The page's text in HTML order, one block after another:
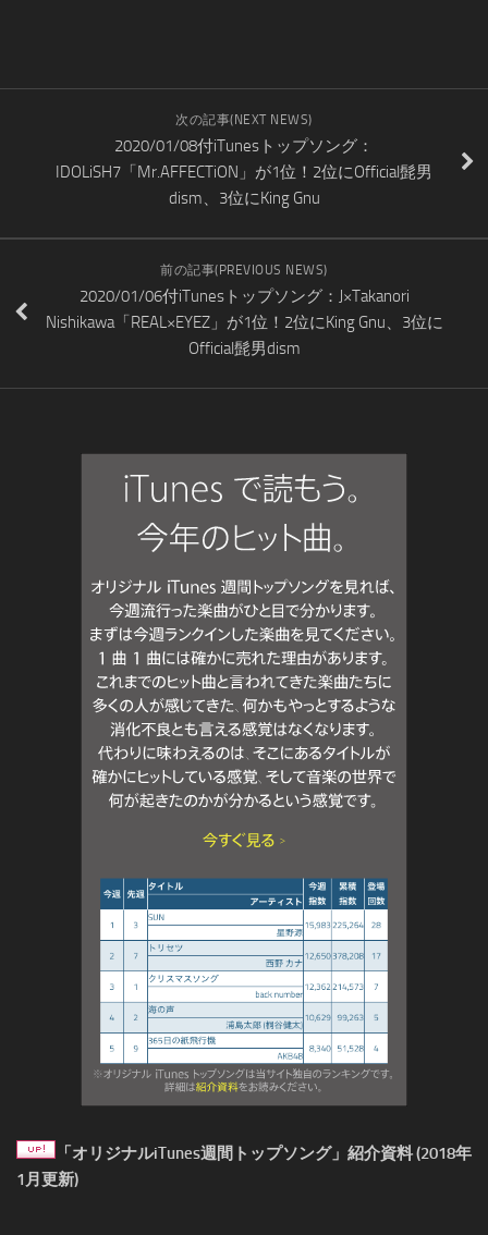
次の記事(NEXT NEWS)
2020/01/08付iTunesトップソング：
IDOLiSH7「Mr.AFFECTiON」が1位！2位にOfficial髭男
dism、3位にKing Gnu
前の記事(PREVIOUS NEWS)
2020/01/06付iTunesトップソング：J×Takanori
Nishikawa「REAL×EYEZ」が1位！2位にKing Gnu、3位に
Official髭男dism
「オリジナルiTunes週間トップソング」紹介資料 (2018年
1月更新)